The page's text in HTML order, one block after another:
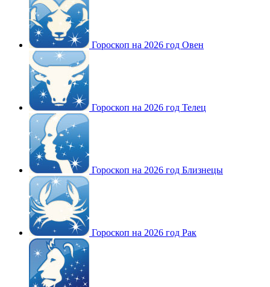
Гороскоп на 2026 год Овен
Гороскоп на 2026 год Телец
Гороскоп на 2026 год Близнецы
Гороскоп на 2026 год Рак